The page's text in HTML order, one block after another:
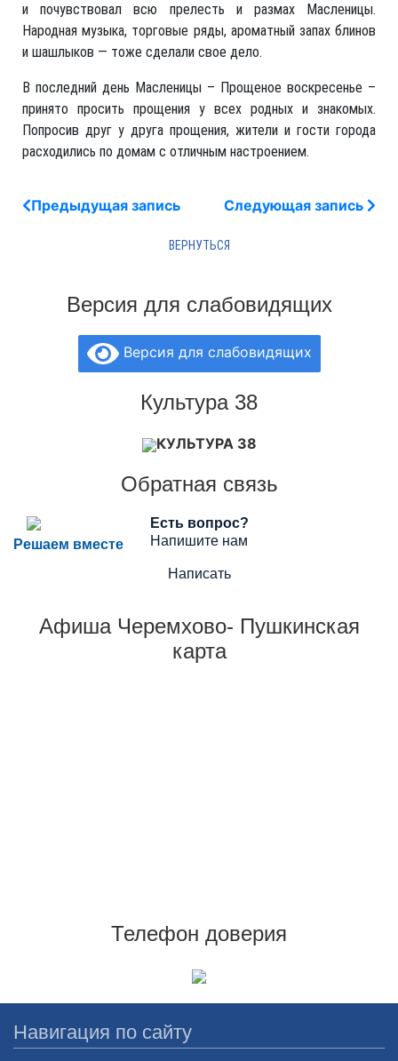
и почувствовал всю прелесть и размах Масленицы.
Народная музыка, торговые ряды, ароматный запах блинов
и шашлыков — тоже сделали свое дело.
В последний день Масленицы – Прощеное воскресенье –
принято просить прощения у всех родных и знакомых.
Попросив друг у друга прощения, жители и гости города
расходились по домам с отличным настроением.
Предыдущая запись Следующая запись
Версия для слабовидящих
Версия для слабовидящих
Культура 38
КУЛЬТУРА 38
Обратная связь
Решаем вместе
Есть вопрос?
Напишите нам
Написать
Афиша Черемхово- Пушкинская
карта
Телефон доверия
Навигация по сайту